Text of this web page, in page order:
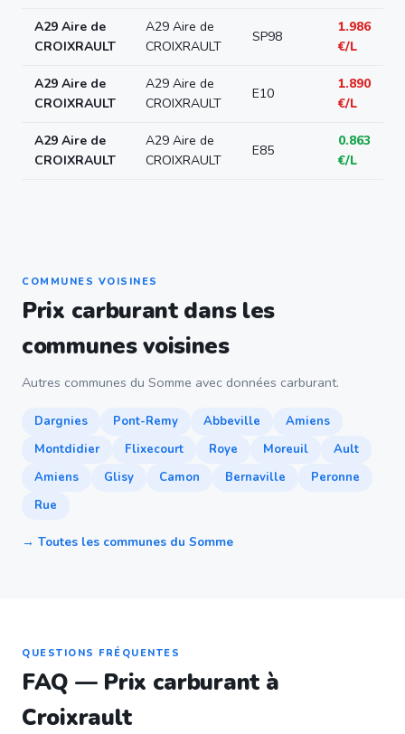
A29 Aire de
CROIXRAULT
A29 Aire de
CROIXRAULT
SP98
1.986
€/L
A29 Aire de
CROIXRAULT
A29 Aire de
CROIXRAULT
E10
1.890
€/L
A29 Aire de
CROIXRAULT
A29 Aire de
CROIXRAULT
E85
0.863
€/L
COMMUNES VOISINES
Prix carburant dans les
communes voisines
Autres communes du Somme avec données carburant.
Dargnies Pont-Remy Abbeville
Amiens
Montdidier
Flixecourt Roye Moreuil
Ault
Amiens
Glisy Camon Bernaville
Peronne
Rue
→ Toutes les communes du Somme
QUESTIONS FRÉQUENTES
FAQ — Prix carburant à
Croixrault